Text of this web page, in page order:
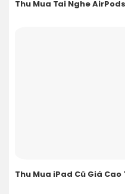
Thu Mua Tai Nghe
Thu Mua iPad Cũ Giá Cao